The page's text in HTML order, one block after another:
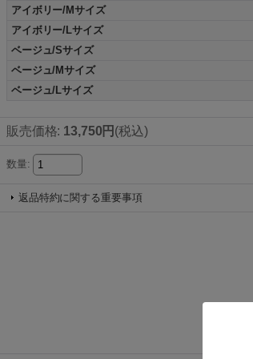
アイボリー/Mサイズ
アイボリー/Lサイズ
ベージュ/Sサイズ
ベージュ/Mサイズ
ベージュ/Lサイズ
販売価格: 13,750円 (税込)
数量:
返品特約に関する重要事項